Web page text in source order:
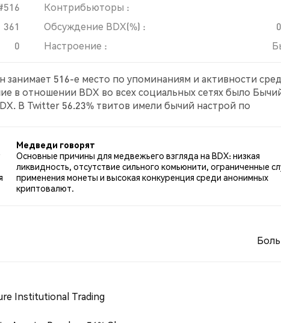
Контрибьюторы :
361 Обсуждение BDX(%) :
0 Настроение :
занимает 516-е место по упоминаниям и активности
в отношении BDX во всех социальных сетях было
В Twitter 56.23% твитов имели бычий настрой по
Медведи говорят
Основные причины для медвежьего взгляда на BDX: низкая
ликвидность, отсутствие сильного комьюнити, ограниченные
применения монеты и высокая конкуренция среди анонимных
криптовалют.
Institutional Trading